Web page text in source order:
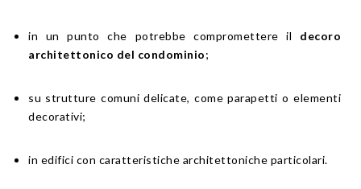
in un punto che potrebbe compromettere il decoro
architettonico del condominio;
su strutture comuni delicate, come parapetti o elementi
decorativi;
in edifici con caratteristiche architettoniche particolari.